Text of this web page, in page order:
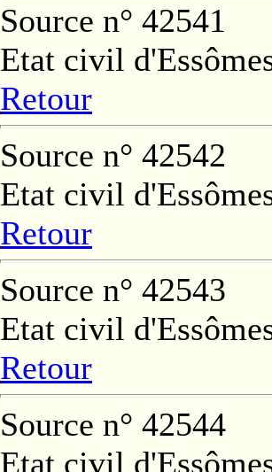
Source n° 42541
Etat civil
Retour
Source n° 42542
Etat civil
Retour
Source n° 42543
Etat civil
Retour
Source n° 42544
Etat civil